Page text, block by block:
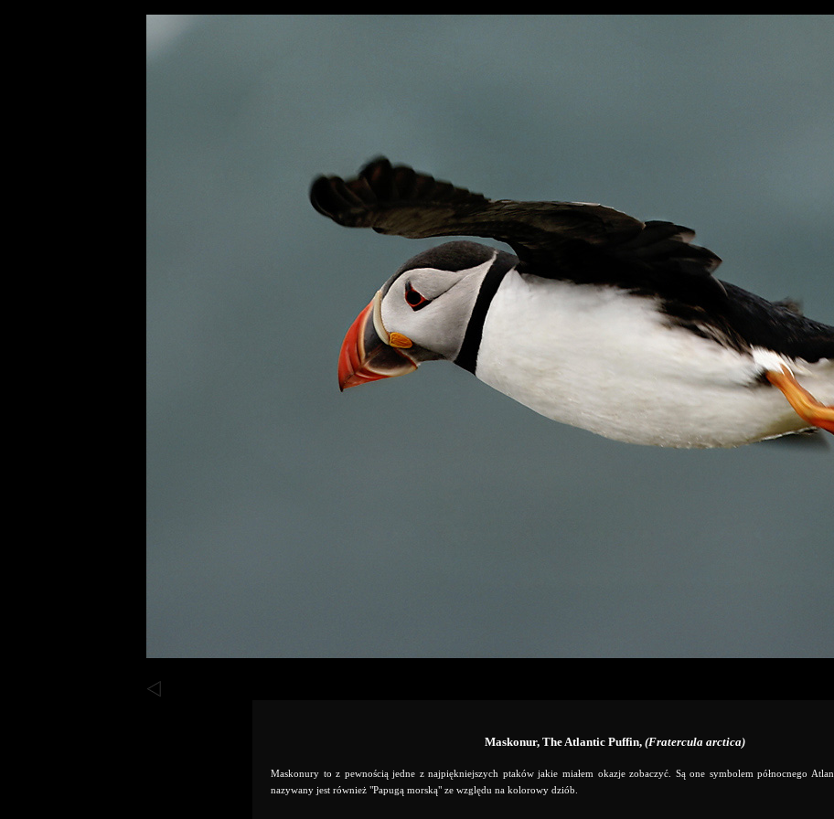
Maskonur, The Atlantic Puffin, (Fratercula arctica)
Maskonury to z pewnością jedne z najpiękniejszych ptaków jakie miałem okazje zobaczyć. Są one symbolem północnego
nazywany jest również "Papugą morską" ze względu na kolorowy dziób.